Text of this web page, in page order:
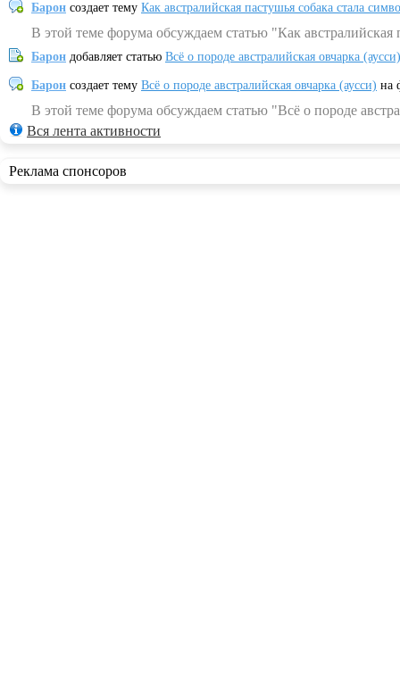
Барон создает тему Как австралийская пастушья собака стала
В этой теме форума обсуждаем статью "Как
Барон добавляет статью Всё о породе австралийская овчарка (аусси)
Барон создает тему Всё о породе австралийская овчарка (аусси) на
В этой теме форума обсуждаем статью "Всё о породе
Вся лента активности
Реклама спонсоров